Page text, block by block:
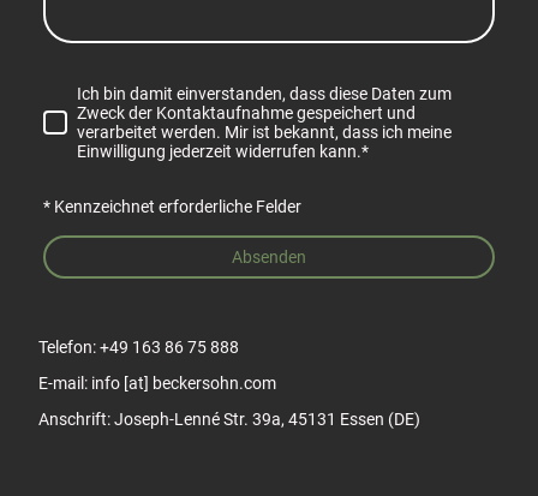
Ich bin damit einverstanden, dass diese Daten zum
Zweck der Kontaktaufnahme gespeichert und
verarbeitet werden. Mir ist bekannt, dass ich meine
Einwilligung jederzeit widerrufen kann.*
* Kennzeichnet erforderliche Felder
Absenden
Telefon: +49 163 86 75 888
E-mail: info [at] beckersohn.com
Anschrift: Joseph-Lenné Str. 39a, 45131 Essen (DE)